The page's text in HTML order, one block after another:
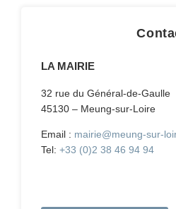
LA MAIRIE
32 rue du Général-de-Gaulle
45130 – Meung-sur-Loire
Email : mairie@meung-sur-
Tel: +33 (0)2 38 46 94 94